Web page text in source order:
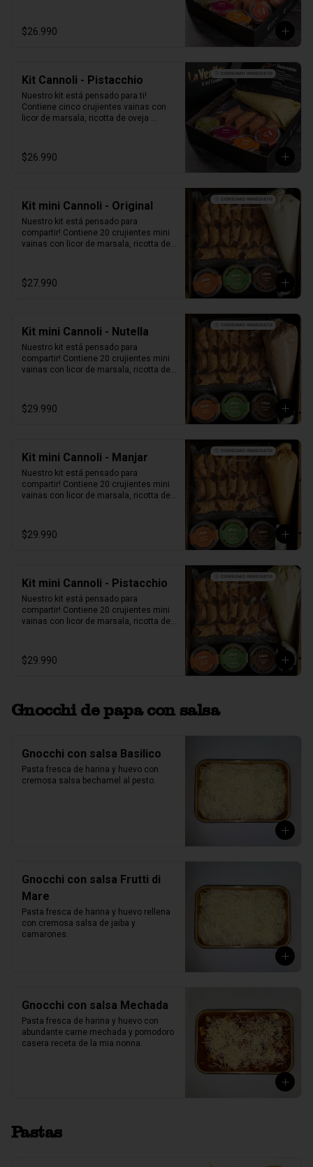
confitada, marrasquino, pistacho y una
exquisita crema de pistacho.
$26.990
Kit Cannoli - Pistacchio
Nuestro kit está pensado para ti!
Contiene cinco crujientes vainas con
licor de marsala, ricotta de oveja
pistacho, piel de naranja confitada,
marrasquino, pistacho y una exquisita
$26.990
Kit mini Cannoli - Original
Nuestro kit está pensado para
compartir! Contiene 20 crujientes mini
vainas con licor de marsala, ricotta de
marrasquino, pistacho y una exquisita
crema de pistacho.
$27.990
Kit mini Cannoli - Nutella
Nuestro kit está pensado para
compartir! Contiene 20 crujientes mini
vainas con licor de marsala, ricotta de
naranja confitada, marrasquino,
pistacho y una exquisita crema de
$29.990
Kit mini Cannoli - Manjar
Nuestro kit está pensado para
compartir! Contiene 20 crujientes mini
vainas con licor de marsala, ricotta de
naranja confitada, marrasquino,
pistacho y una exquisita crema de
$29.990
Kit mini Cannoli - Pistacchio
Nuestro kit está pensado para
compartir! Contiene 20 crujientes mini
vainas con licor de marsala, ricotta de
pistacho, piel de naranja confitada,
marrasquino, pistacho y una exquisita
$29.990
Gnocchi de papa con salsa
Gnocchi con salsa Basilico
Pasta fresca de harina y huevo con
cremosa salsa bechamel al pesto.
Gnocchi con salsa Frutti di
Mare
Pasta fresca de harina y huevo rellena
con cremosa salsa de jaiba y
camarones.
Gnocchi con salsa Mechada
Pasta fresca de harina y huevo con
abundante carne mechada y pomodoro
casera receta de la mia nonna.
Pastas